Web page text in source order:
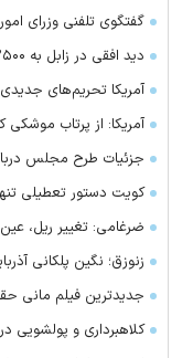
گفتگوی تلفنی وزرای
دید افقی در زابل به ۲۵۰۰ متر کاهش یافت
آمریکا تحریم‌های جدیدی
آمریکا: از پرتاب
جزئیات طرح مجلس
کویت دستور تعطیلی
ضرغامی: تغییر ریل،
زنوزق؛ نگین پلکانی
جدیدترین فیلم مانی
کلاهبرداری و پولشویی